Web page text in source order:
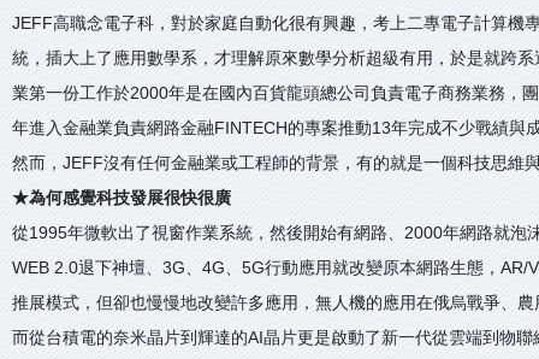
JEFF高職念電子科，對於家庭自動化很有興趣，考上二專電子計算機
統，插大上了應用數學系，才理解原來數學分析超級有用，於是就跨
業第一份工作於2000年是在國內百貨龍頭總公司負責電子商務業務，
年進入金融業負責網路金融FINTECH的專案推動13年完成不少戰績與
然而，JEFF沒有任何金融業或工程師的背景，有的就是一個科技思維
★為何感覺科技發展很快很廣
從1995年微軟出了視窗作業系統，然後開始有網路、2000年網路就泡
WEB 2.0退下神壇、3G、4G、5G行動應用就改變原本網路生態，AR/
推展模式，但卻也慢慢地改變許多應用，無人機的應用在俄烏戰爭、
而從台積電的奈米晶片到輝達的AI晶片更是啟動了新一代從雲端到物